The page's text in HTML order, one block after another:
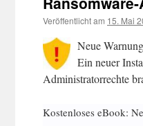
Veröffentlicht am 15. Mai
Neue
Ein neuer
Administratorrechte
Kostenloses eBook: